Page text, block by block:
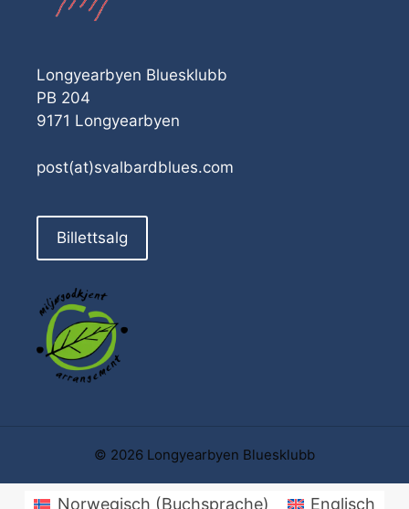
Longyearbyen Bluesklubb
PB 204
9171 Longyearbyen
post(at)svalbardblues.com
Billettsalg
© 2026 Longyearbyen Bluesklubb
Norwegisch (Buchsprache) Englisch